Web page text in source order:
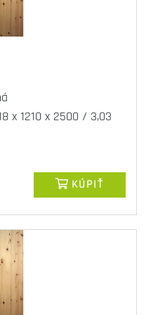
x 1210 x 2500 / 3,03
KÚPIŤ